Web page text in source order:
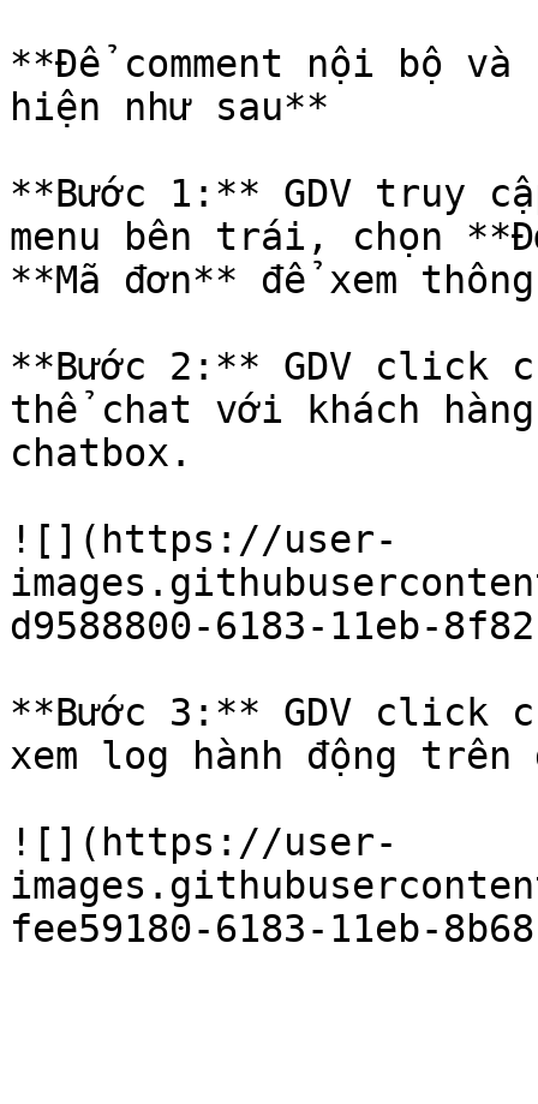
**Để comment nội bộ và
hiện như sau**
**Bước 1:** GDV truy
menu bên trái, chọn
**Mã đơn** để xem
**Bước 2:** GDV click
thể chat với khách
chatbox.
![](https://user-
d9588800-6183-11eb-
**Bước 3:** GDV click
xem log hành động trên
![](https://user-